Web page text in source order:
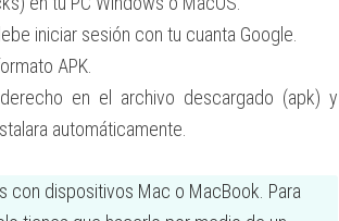
iniciar sesión con tu cuanta Google.
APK.
en el archivo descargado (apk) y
automáticamente.
con dispositivos Mac o MacBook. Para